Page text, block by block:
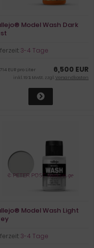
Model Wash Dark
3-4 Tage
6,500 EUR
EUR pro Liter
inkl. 19 % MwSt. zzgl.Versandkosten
Model Wash Light
3-4 Tage